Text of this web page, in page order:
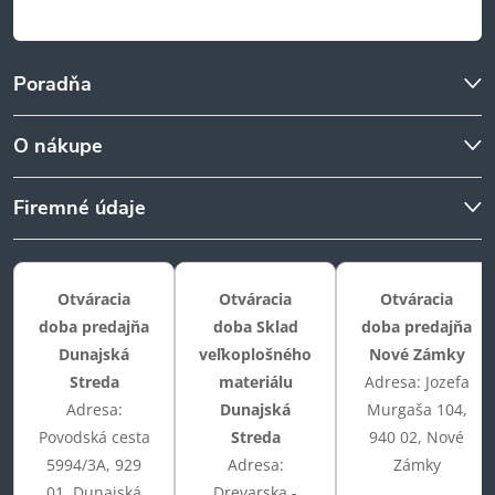
Poradňa
O nákupe
Firemné údaje
Otváracia
doba predajňa
Dunajská
Streda
Adresa:
Povodská cesta
5994/3A, 929
Otváracia
doba Sklad
veľkoplošného
materiálu
Dunajská
Streda
Adresa:
Otváracia
doba predajňa
Nové Zámky
Adresa: Jozefa
Murgaša 104,
940 02, Nové
Zámky